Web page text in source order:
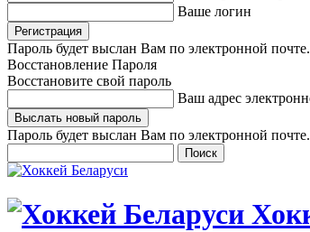
Ваше логин
Пароль будет выслан Вам по электронной почте.
Восстановление Пароля
Восстановите свой пароль
Ваш адрес
Пароль будет выслан Вам по электронной почте.